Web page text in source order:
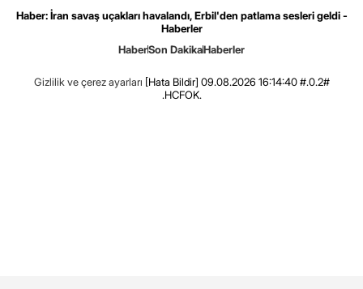
Haber: İran savaş uçakları havalandı, Erbil'den patlama sesleri geldi -
Haberler
HaberSon DakikaHaberler
Gizlilik ve çerez ayarları [Hata Bildir] 09.08.2026 16:14:40 #.0.2#
.HCFOK.